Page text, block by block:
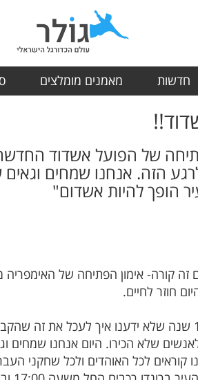
חדשות מאמנים מומלצים
של הפועל אשדוד
"16 שנים חיכינו לרגע הזה. אנחנו
הופך להיות אשדום"
חוזר לחיים.
: "אחרי 16 שנה שלא ידענו איך לעכל את זה
לאנשים שלא הכירו. היום אנחנו שמחים
לכל האוהדים ולכל שחקני